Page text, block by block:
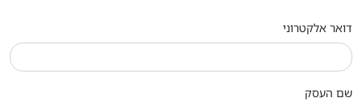
דואר אלקטרוני
שם העסק